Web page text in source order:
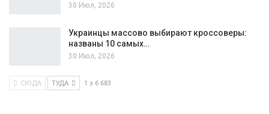
30 Июл, 2026
Украинцы массово выбирают кроссоверы:
названы 10 самых…
30 Июл, 2026
СЮДА ТУДА 1 з 6 683